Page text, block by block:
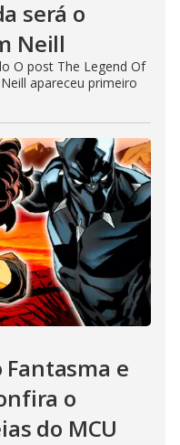
será o
Neill
O post The Legend Of
apareceu primeiro
e
o
do MCU